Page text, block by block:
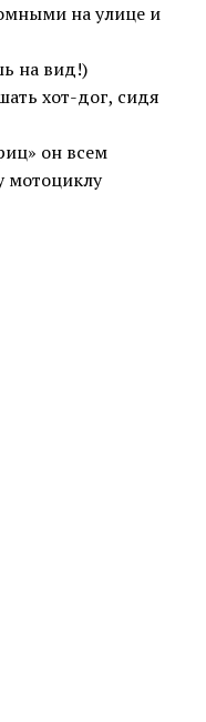
на улице и
на вид!)
хот-дог, сидя
он всем
мотоциклу